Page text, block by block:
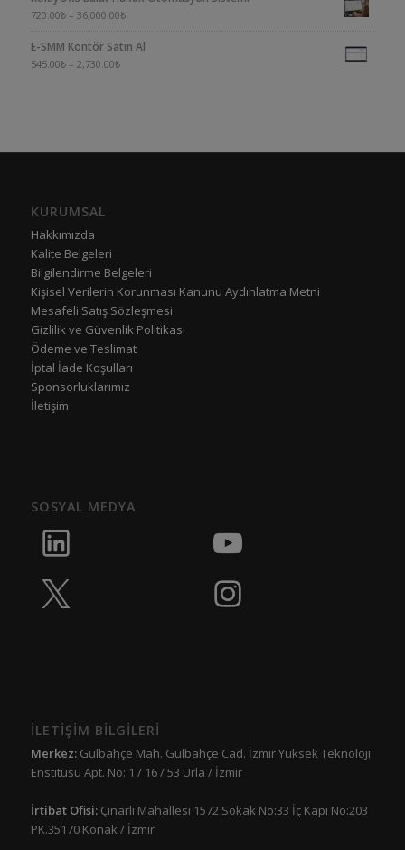
720.00₺ – 36,000.00₺
E-SMM Kontör Satın Al
545.00₺ – 2,730.00₺
KURUMSAL
Hakkımızda
Kalite Belgeleri
Bilgilendirme Belgeleri
Kişisel Verilerin Korunması Kanunu Aydınlatma Metni
Mesafeli Satış Sözleşmesi
Gizlilik ve Güvenlik Politikası
Ödeme ve Teslimat
İptal İade Koşulları
Sponsorluklarımız
İletişim
SOSYAL MEDYA
İLETİŞİM BİLGİLERİ
Merkez:Gülbahçe Mah. Gülbahçe Cad. İzmir Yüksek Teknoloji
Enstitüsü Apt. No: 1 / 16 / 53 Urla / İzmir
İrtibat Ofisi: Çınarlı Mahallesi 1572 Sokak No:33 İç Kapı No:203
PK.35170 Konak / İzmir